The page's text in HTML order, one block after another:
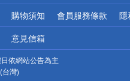
購物須知 會員服務條款 隱
意見信箱
依網站公告為主
台灣)